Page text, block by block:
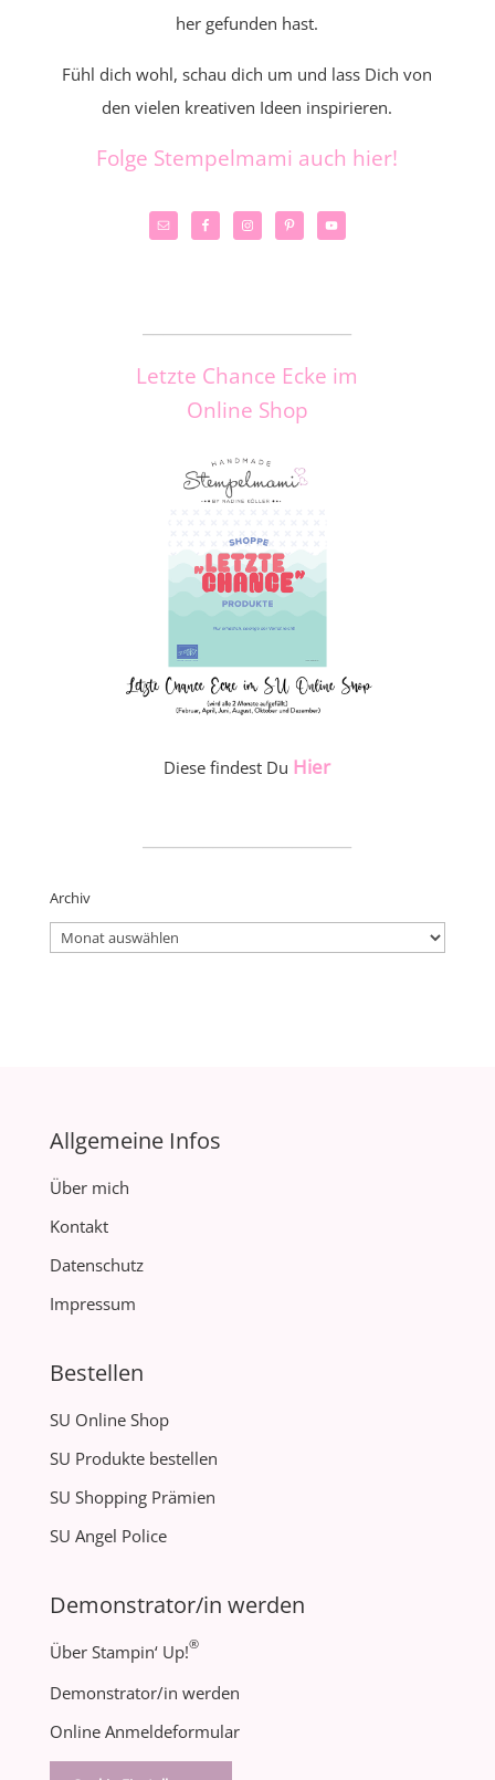
her gefunden hast.
Fühl dich wohl, schau dich um und lass Dich von
den vielen kreativen Ideen inspirieren.
Folge Stempelmami auch hier!
Letzte Chance Ecke im
Online Shop
Diese findest Du Hier
Archiv
Archiv
Allgemeine Infos
Über mich
Kontakt
Datenschutz
Impressum
Bestellen
SU Online Shop
SU Produkte bestellen
SU Shopping Prämien
SU Angel Police
Demonstrator/in werden
Über Stampin‘ Up!®
Demonstrator/in werden
Online Anmeldeformular